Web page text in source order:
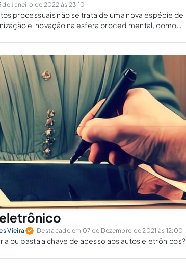
Janeiro de 2022 às 23:10
processuais não se trata de uma nova espécie de
e inovação na esfera procedimental, como
Vieira Destacado em 07 de Dezembro de 2021 às 12:00
ou basta a chave de acesso aos autos eletrônicos?